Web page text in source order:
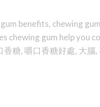
benefits, chewing
chewing gum help you
香糖,嚼口香糖好處, 大腦,